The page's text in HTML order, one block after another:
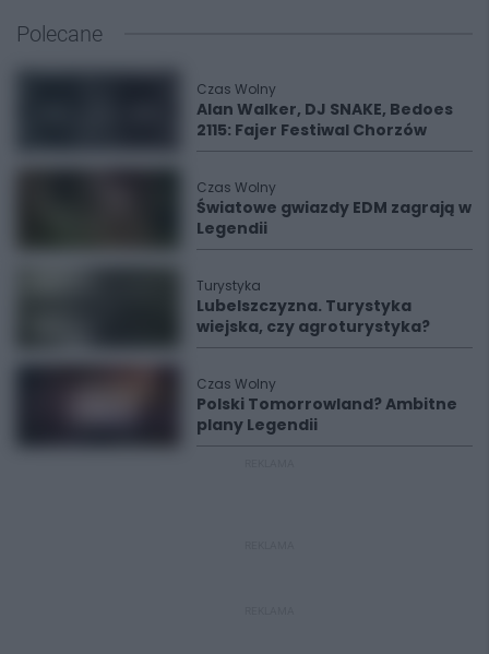
Polecane
Czas Wolny
Alan Walker, DJ SNAKE, Bedoes
2115: Fajer Festiwal Chorzów
Czas Wolny
Światowe gwiazdy EDM zagrają w
Legendii
Turystyka
Lubelszczyzna. Turystyka
wiejska, czy agroturystyka?
Czas Wolny
Polski Tomorrowland? Ambitne
plany Legendii